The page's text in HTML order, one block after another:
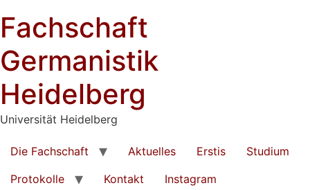
Inhalt
springen
Fachschaft
Germanistik
Heidelberg
Universität Heidelberg
Die Fachschaft Aktuelles Erstis
Studium
Protokolle
Kontakt Instagram